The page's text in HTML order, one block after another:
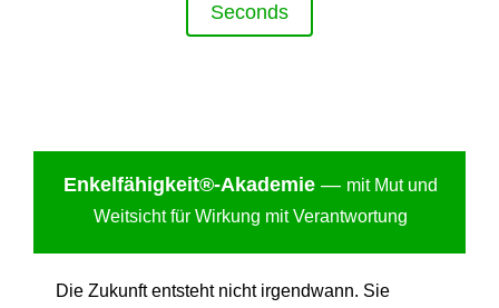
Seconds
Enkelfähigkeit®-Akademie — mit Mut und
Weitsicht für Wirkung mit Verantwortung
Die Zukunft entsteht nicht irgendwann. Sie